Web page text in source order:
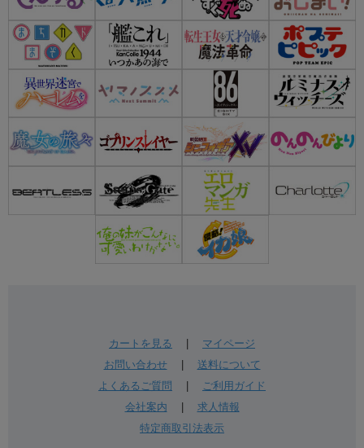
カートを見る
マイページ
お問い合わせ| 送料について
よくあるご質問
ご利用ガイド
会社案内
求人情報
特定商取引法表示